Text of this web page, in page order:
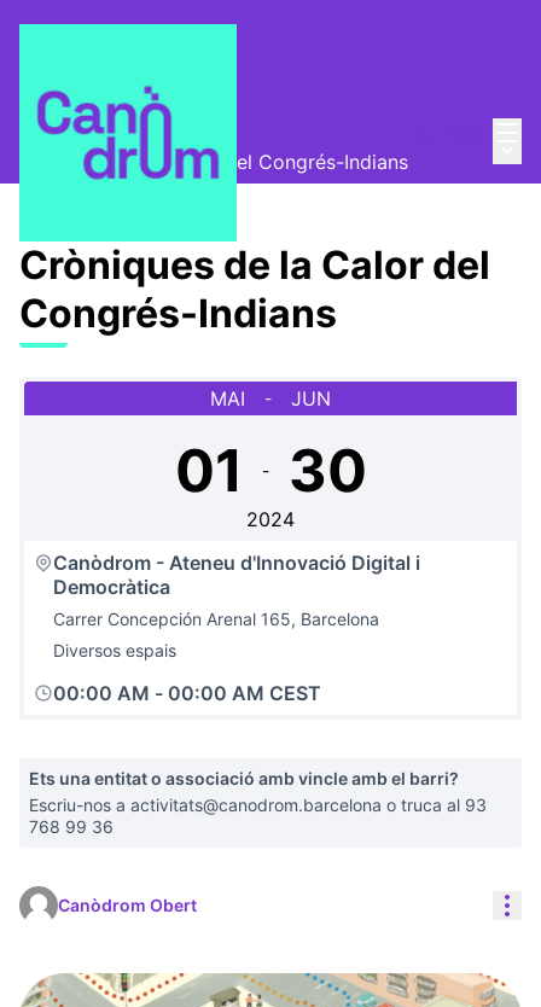
Canòdrom Obert
Cròniques de la Calor del Congrés-Indians
Cròniques de la Calor del
Congrés-Indians
MAI - JUN
01 - 30
2024
Canòdrom - Ateneu d'Innovació Digital i
Democràtica
Carrer Concepción Arenal 165, Barcelona
Diversos espais
00:00 AM - 00:00 AM CEST
Ets una entitat o associació amb vincle amb el barri?
Escriu-nos a activitats@canodrom.barcelona o truca al 93
768 99 36
Canòdrom Obert